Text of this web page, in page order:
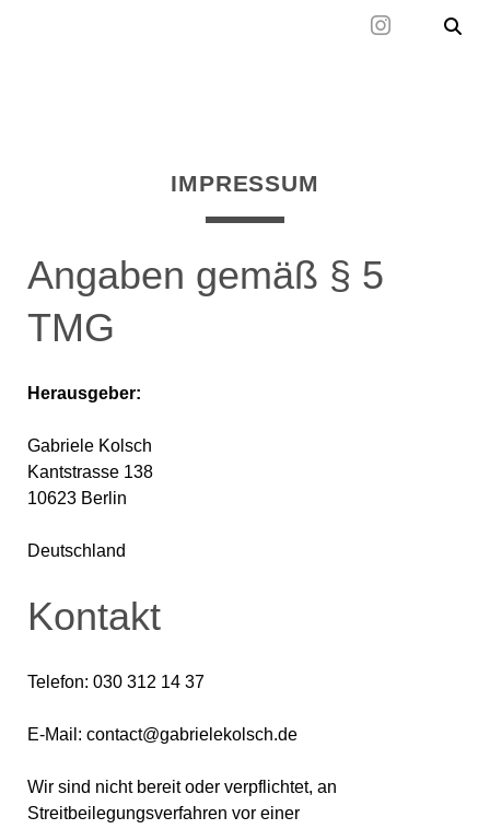
IMPRESSUM
Angaben gemäß § 5
TMG
Herausgeber:
Gabriele Kolsch
Kantstrasse 138
10623 Berlin
Deutschland
Kontakt
Telefon: 030 312 14 37
E-Mail: contact@gabrielekolsch.de
Wir sind nicht bereit oder verpflichtet, an
Streitbeilegungsverfahren vor einer